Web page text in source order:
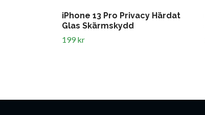
iPhone 13 Pro Privacy Härdat
Glas Skärmskydd
199 kr